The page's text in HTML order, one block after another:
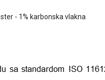
- 1% karbonska vlakna